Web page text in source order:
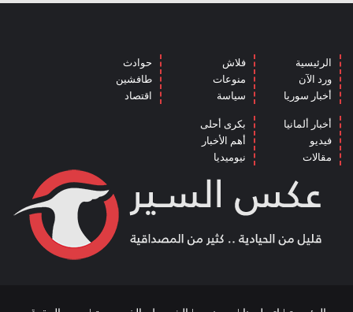
الرئيسية
ورد الآن
أخبار سوريا
فلاش
منوعات
سياسة
حوادث
طافشين
اقتصاد
أخبار ألمانيا
فيديو
مقالات
بكرى أحلى
أهم الأخبار
نيوميديا